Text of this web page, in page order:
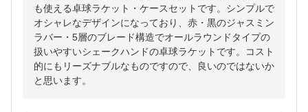
も使える卓球ラケット・ケースセットです。シンプルで
オシャレなデザインになっており、赤・黒のジャスミン
ラバー・5層のブレード構造でオールラウンドタイプの
扱いやすいシェークハンドの卓球ラケットです。コスト
的にもリーズナブルなものですので、良いのではないか
と思います。